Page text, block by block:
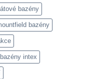
bazény
bazény
intex